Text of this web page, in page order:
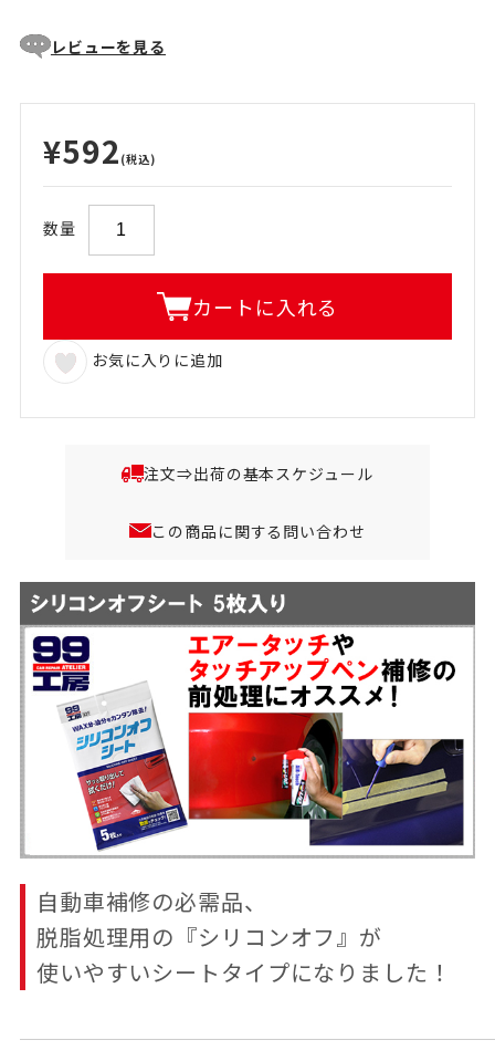
レビューを見る
¥592 (税込)
数量
カートに入れる
お気に入りに追加
注文⇒出荷の基本スケジュール
この商品に関する問い合わせ
自動車補修の必需品、
脱脂処理用の『シリコンオフ』が
使いやすいシートタイプになりました！